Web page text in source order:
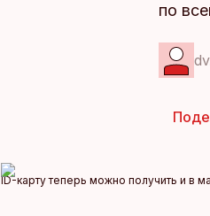
по
ID-карту теперь можно получить и в